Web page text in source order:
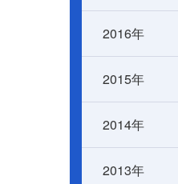
2016年
2015年
2014年
2013年